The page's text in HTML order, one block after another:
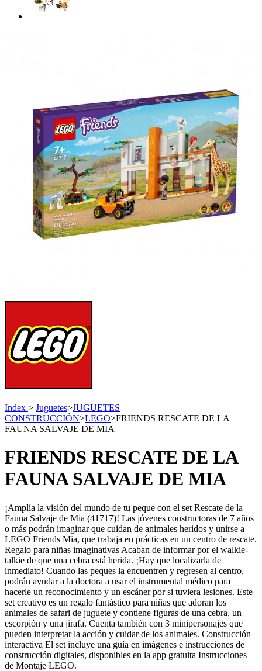
Index > Juguetes>JUGUETES
CONSTRUCCIÓN>LEGO>FRIENDS RESCATE DE LA
FAUNA SALVAJE DE MIA
FRIENDS RESCATE DE LA
FAUNA SALVAJE DE MIA
¡Amplía la visión del mundo de tu peque con el set Rescate de la
Fauna Salvaje de Mia (41717)! Las jóvenes constructoras de 7 años
o más podrán imaginar que cuidan de animales heridos y unirse a
LEGO Friends Mia, que trabaja en prácticas en un centro de rescate.
Regalo para niñas imaginativas Acaban de informar por el walkie-
talkie de que una cebra está herida. ¡Hay que localizarla de
inmediato! Cuando las peques la encuentren y regresen al centro,
podrán ayudar a la doctora a usar el instrumental médico para
hacerle un reconocimiento y un escáner por si tuviera lesiones. Este
set creativo es un regalo fantástico para niñas que adoran los
animales de safari de juguete y contiene figuras de una cebra, un
escorpión y una jirafa. Cuenta también con 3 minipersonajes que
pueden interpretar la acción y cuidar de los animales. Construcción
interactiva El set incluye una guía en imágenes e instrucciones de
construcción digitales, disponibles en la app gratuita Instrucciones
de Montaje LEGO.